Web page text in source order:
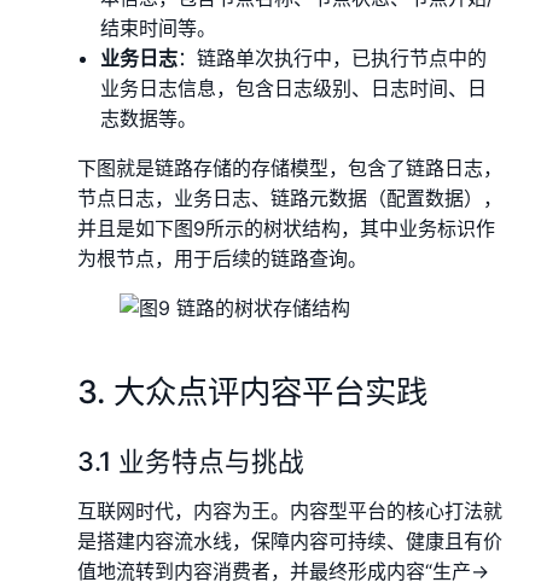
结束时间等。
业务日志：链路单次执行中，已执行节点中的
业务日志信息，包含日志级别、日志时间、日
志数据等。
下图就是链路存储的存储模型，包含了链路日志，
节点日志，业务日志、链路元数据（配置数据），
并且是如下图9所示的树状结构，其中业务标识作
为根节点，用于后续的链路查询。
3. 大众点评内容平台实践
3.1 业务特点与挑战
互联网时代，内容为王。内容型平台的核心打法就
是搭建内容流水线，保障内容可持续、健康且有价
值地流转到内容消费者，并最终形成内容“生产→